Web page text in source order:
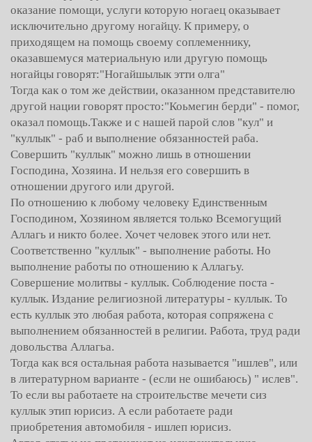
оказание помощи, услуги которую ногаец оказывает
исключительно другому ногайцу. К примеру, о
приходящем на помощь своему соплеменнику,
оказавшемуся материальную или другую помощь
ногайцы говорят:"Ногайшылык этти олга"
Тогда как о том же действии, оказанном представителю
другой нации говорят просто:"Коьмегин берди" - помог,
оказал помощь.Также и с нашей парой слов "кул" и
"куллык" - раб и выполнение обязанностей раба.
Совершить "куллык" можно лишь в отношении
Господина, Хозяина. И нельзя его совершить в
отношении другого или другой.
По отношению к любому человеку Единственным
Господином, Хозяином является только Всемогущий
Аллагь и никто более. Хочет человек этого или нет.
Соответственно "куллык" - выполнение работы. Но
выполнение работы по отношению к Аллагьу.
Совершение молитвы - куллык. Соблюдение поста -
куллык. Издание религиозной литературы - куллык. То
есть куллык это любая работа, которая сопряжена с
выполнением обязанностей в религии. Работа, труд ради
довольства Аллагьа.
Тогда как вся остальная работа называется "ишлев", или
в литературном варианте - (если не ошибаюсь) " ислев".
То если вы работаете на строительстве мечети сиз
куллык этип юрисиз. А если работаете ради
приобретения автомобиля - ишлеп юрисиз.